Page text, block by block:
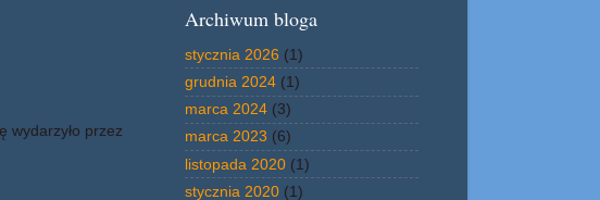
wydarzyło przez
Archiwum bloga
stycznia 2026 (1)
grudnia 2024 (1)
marca 2024 (3)
marca 2023 (6)
listopada 2020 (1)
stycznia 2020 (1)